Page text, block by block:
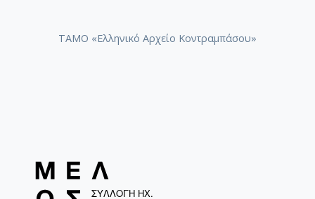
Αγαπώ και πονώ (δυστυχώς) / Μενιδιάτης, Μιχάλης
ΤΑΜΟ «Ελληνικό Αρχείο Κοντραμπάσου»